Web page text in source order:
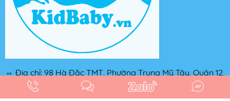
⇔ Địa chỉ: 98 Hà Đặc TMT, Phường Trung Mỹ Tây, Quận 12,
TP. Hồ Chí Minh
⇔ Hotline: 0846 642 888